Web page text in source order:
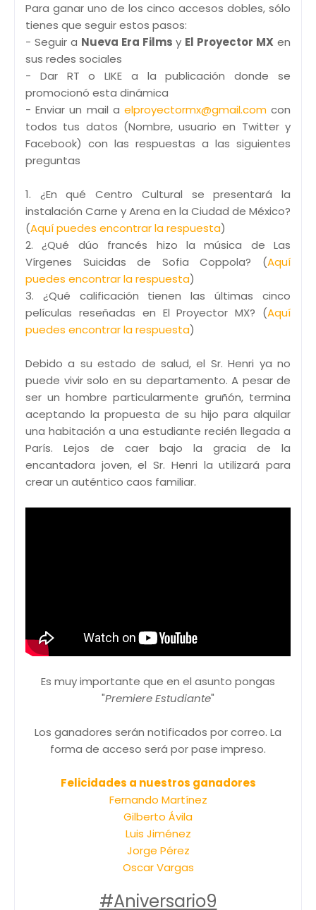
Para ganar uno de los cinco accesos dobles, sólo
tienes que seguir estos pasos:
- Seguir a Nueva Era Films y El Proyector MX en
sus redes sociales
- Dar RT o LIKE a la publicación donde se
promocionó esta dinámica
- Enviar un mail a elproyectormx@gmail.comcon
todos tus datos (Nombre, usuario en Twitter y
Facebook) con las respuestas a las siguientes
preguntas
1. ¿En qué Centro Cultural se presentará la
instalación Carne y Arena en la Ciudad de México?
(Aquí puedes encontrar la respuesta)
2. ¿Qué dúo francés hizo la música de Las
Vírgenes Suicidas de Sofia Coppola? (Aquí
puedes encontrar la respuesta)
3. ¿Qué calificación tienen las últimas cinco
películas reseñadas en El Proyector MX? (Aquí
puedes encontrar la respuesta)
Debido a su estado de salud, el Sr. Henri ya no
puede vivir solo en su departamento. A pesar de
ser un hombre particularmente gruñón, termina
aceptando la propuesta de su hijo para alquilar
una habitación a una estudiante recién llegada a
París. Lejos de caer bajo la gracia de la
encantadora joven, el Sr. Henri la utilizará para
crear un auténtico caos familiar.
Es muy importante que en el asunto pongas
"Premiere Estudiante"
Los ganadores serán notificados por correo. La
forma de acceso será por pase impreso.
Felicidades a nuestros ganadores
Fernando Martínez
Gilberto Ávila
Luis Jiménez
Jorge Pérez
Oscar Vargas
#Aniversario9